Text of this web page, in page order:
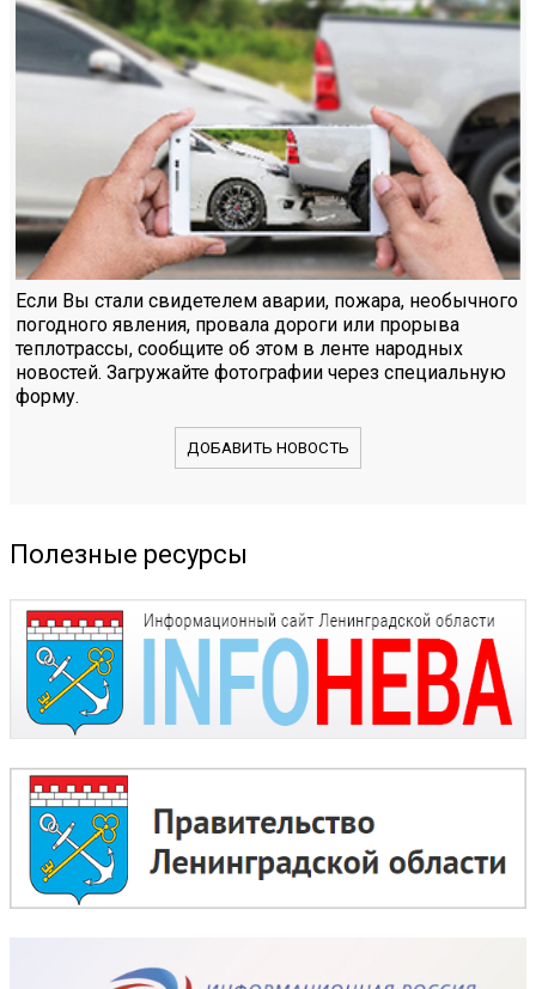
Если Вы стали свидетелем аварии, пожара, необычного
погодного явления, провала дороги или прорыва
теплотрассы, сообщите об этом в ленте народных
новостей. Загружайте фотографии через специальную
форму.
ДОБАВИТЬ НОВОСТЬ
Полезные ресурсы